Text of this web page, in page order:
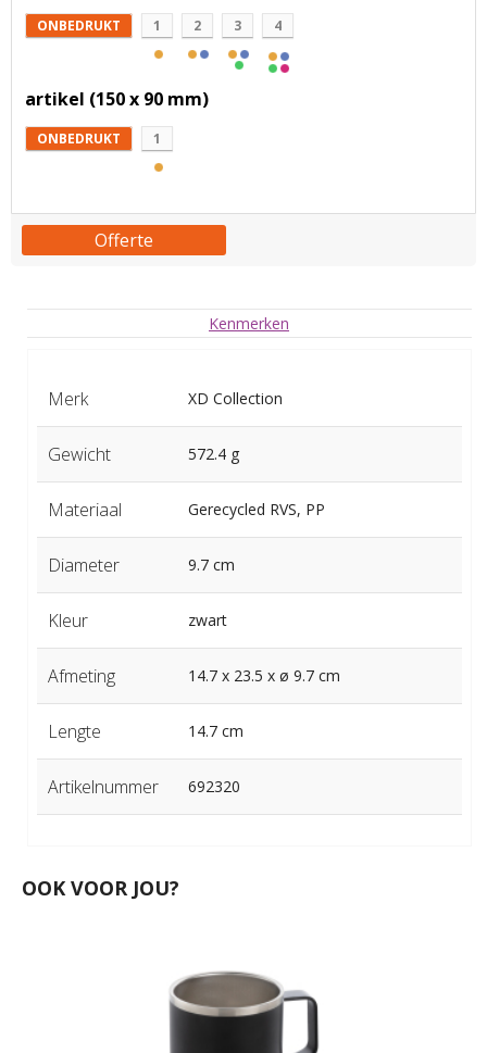
ONBEDRUKT 1 2 3 4
artikel (150 x 90 mm)
ONBEDRUKT 1
Offerte
Kenmerken
Merk XD Collection
Gewicht 572.4 g
Materiaal Gerecycled RVS, PP
Diameter 9.7 cm
Kleur zwart
Afmeting 14.7 x 23.5 x ø 9.7 cm
Lengte 14.7 cm
Artikelnummer 692320
OOK VOOR JOU?